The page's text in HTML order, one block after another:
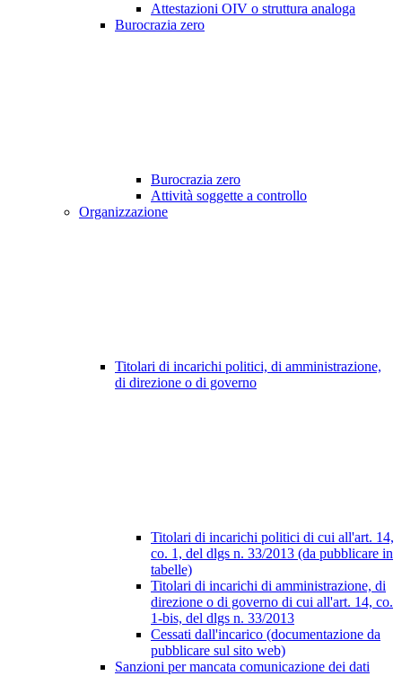
Attestazioni OIV o struttura analoga
Burocrazia zero
Burocrazia zero
Attività soggette a controllo
Organizzazione
Titolari di incarichi politici, di amministrazione,
di direzione o di governo
Titolari di incarichi politici di cui all'art. 14,
co. 1, del dlgs n. 33/2013 (da pubblicare in
tabelle)
Titolari di incarichi di amministrazione, di
direzione o di governo di cui all'art. 14, co.
1-bis, del dlgs n. 33/2013
Cessati dall'incarico (documentazione da
pubblicare sul sito web)
Sanzioni per mancata comunicazione dei dati